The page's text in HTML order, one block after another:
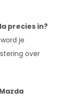
precies in?
je
over